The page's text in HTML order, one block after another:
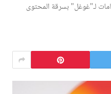
لـ"غوغل" بسرقة المحتوى